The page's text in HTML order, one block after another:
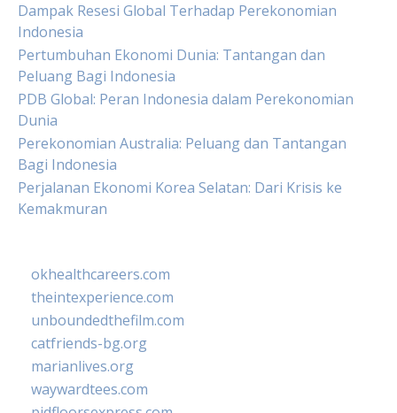
Dampak Resesi Global Terhadap Perekonomian
Indonesia
Pertumbuhan Ekonomi Dunia: Tantangan dan
Peluang Bagi Indonesia
PDB Global: Peran Indonesia dalam Perekonomian
Dunia
Perekonomian Australia: Peluang dan Tantangan
Bagi Indonesia
Perjalanan Ekonomi Korea Selatan: Dari Krisis ke
Kemakmuran
okhealthcareers.com
theintexperience.com
unboundedthefilm.com
catfriends-bg.org
marianlives.org
waywardtees.com